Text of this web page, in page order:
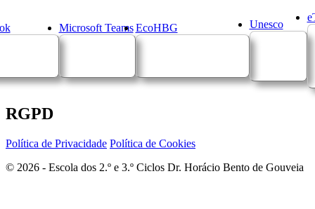
Microsoft Teams EcoHBG Unesco
RGPD
Política de Privacidade Política de Cookies
© 2026 - Escola dos 2.º e 3.º Ciclos Dr. Horácio Bento de Gouveia